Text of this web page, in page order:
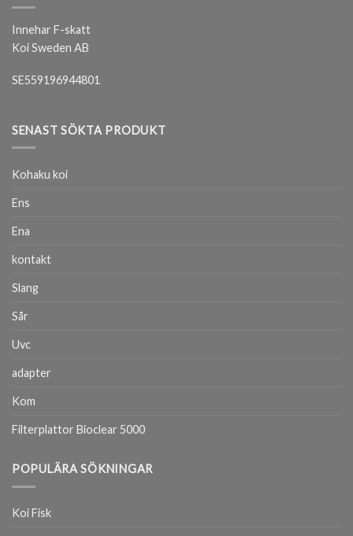
Innehar F-skatt
Koi Sweden AB
SE559196944801
SENAST SÖKTA PRODUKT
Kohaku koi
Ens
Ena
kontakt
Slang
Sår
Uvc
adapter
Kom
Filterplattor Bioclear 5000
POPULÄRA SÖKNINGAR
Koi Fisk